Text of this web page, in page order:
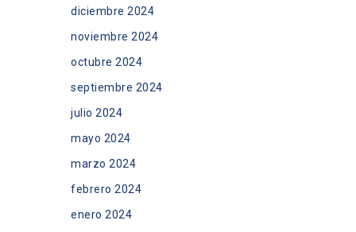
diciembre 2024
noviembre 2024
octubre 2024
septiembre 2024
julio 2024
mayo 2024
marzo 2024
febrero 2024
enero 2024